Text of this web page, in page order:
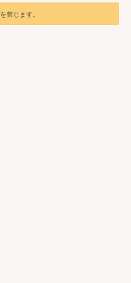
禁じます。